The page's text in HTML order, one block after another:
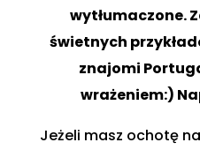
wytłumaczone.
świetnych
znajomi
wrażeniem:)
Jeżeli masz ochotę